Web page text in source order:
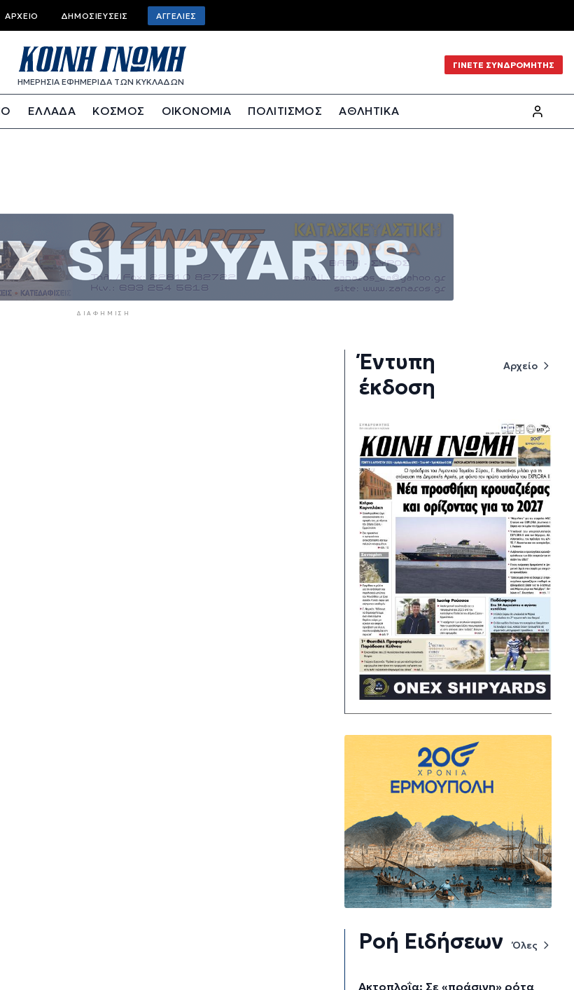
Top bar menu
ΑΡΧΕΊΟ ΔΗΜΟΣΙΕΎΣΕΙΣ ΑΓΓΕΛΊΕΣ
ΗΜΕΡΗΣΙΑ ΕΦΗΜΕΡΙΔΑ ΤΩΝ ΚΥΚΛΑΔΩΝ
ΓΙΝΕΤΕ ΣΥΝΔΡΟΜΗΤΗΣ
ΕΛΛΑΔΑ ΚΟΣΜΟΣ ΟΙΚΟΝΟΜΙΑ ΠΟΛΙΤΙΣΜΟΣ
ΑΘΛΗΤΙΚΑ
ΔΙΑΦΉΜΙΣΗ
Έντυπη
έκδοση
Αρχείο
Ροή Ειδήσεων Όλες
Aκτοπλοΐα: Σε «πράσινη» ρότα